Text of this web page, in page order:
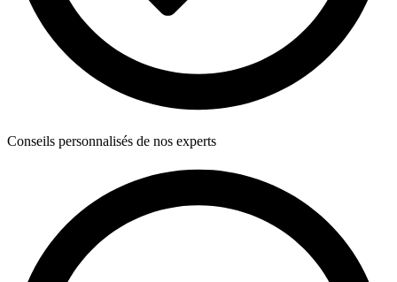
Conseils personnalisés de nos experts